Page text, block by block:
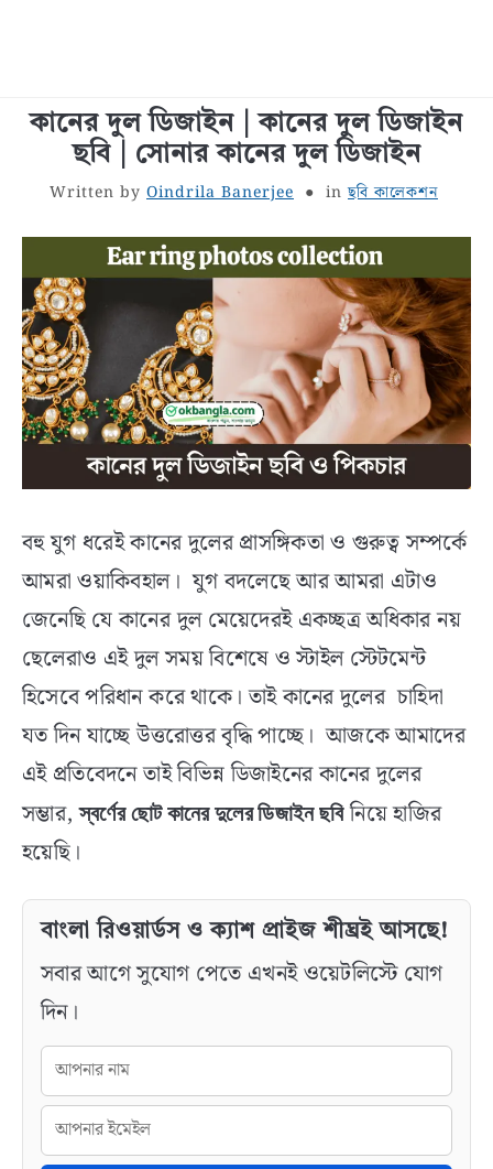
বাংলা জীবনী
শরীর স্বাস্থ্য
বাঙালি খাবার
সাধারণ জ্ঞান
বাংলা রচনা
রূপচর্চা
কানের দুল ডিজাইন | কানের দুল ডিজাইন
ছবি | সোনার কানের দুল ডিজাইন
Written by Oindrila Banerjee inছবি কালেকশন
বহু যুগ ধরেই কানের দুলের প্রাসঙ্গিকতা ও গুরুত্ব সম্পর্কে
আমরা ওয়াকিবহাল। যুগ বদলেছে আর আমরা এটাও
জেনেছি যে কানের দুল মেয়েদেরই একচ্ছত্র অধিকার নয়
ছেলেরাও এই দুল সময় বিশেষে ও স্টাইল স্টেটমেন্ট
হিসেবে পরিধান করে থাকে। তাই কানের দুলের চাহিদা
যত দিন যাচ্ছে উত্তরোত্তর বৃদ্ধি পাচ্ছে। আজকে আমাদের
এই প্রতিবেদনে তাই বিভিন্ন ডিজাইনের কানের দুলের
সম্ভার,স্বর্ণের ছোট কানের দুলের ডিজাইন ছবিনিয়ে হাজির
হয়েছি।
বাংলা রিওয়ার্ডস ও ক্যাশ প্রাইজ শীঘ্রই আসছে!
সবার আগে সুযোগ পেতে এখনই ওয়েটলিস্টে যোগ
দিন।